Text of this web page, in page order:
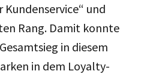
und
Rang. Damit konnte
in diesem
in dem Loyalty-